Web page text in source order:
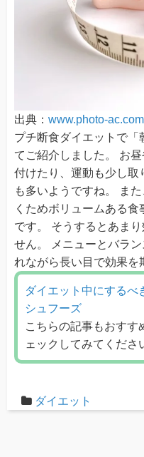
出典： www.photo-ac.com
プチ断食ダイエットで「
てご紹介しました。 お
付けたり、運動も少し取
も多いようですね。 ま
くためボリュームある
です。 そうするとあま
せん。 メニューとバラ
れながら長い目で効果を
ダイエット中にするべ
シュフーズ
こちらの記事もおすす
ェックしてみてくださ
ダイエット